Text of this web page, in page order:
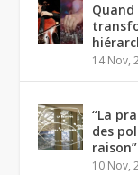
14 Nov,
“La
des
raison”
10 Nov,